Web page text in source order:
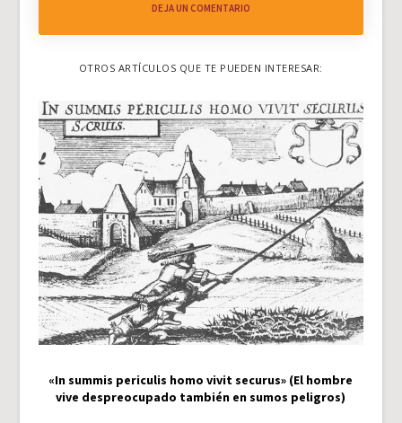
DEJA UN COMENTARIO
OTROS ARTÍCULOS QUE TE PUEDEN INTERESAR:
«In summis periculis homo vivit securus» (El hombre
vive despreocupado también en sumos peligros)